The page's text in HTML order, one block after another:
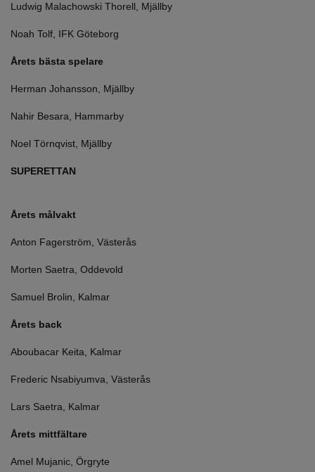
Ludwig Malachowski Thorell, Mjällby
Noah Tolf, IFK Göteborg
Årets bästa spelare
Herman Johansson, Mjällby
Nahir Besara, Hammarby
Noel Törnqvist, Mjällby
SUPERETTAN
Årets målvakt
Anton Fagerström, Västerås
Morten Saetra, Oddevold
Samuel Brolin, Kalmar
Årets back
Aboubacar Keita, Kalmar
Frederic Nsabiyumva, Västerås
Lars Saetra, Kalmar
Årets mittfältare
Amel Mujanic, Örgryte